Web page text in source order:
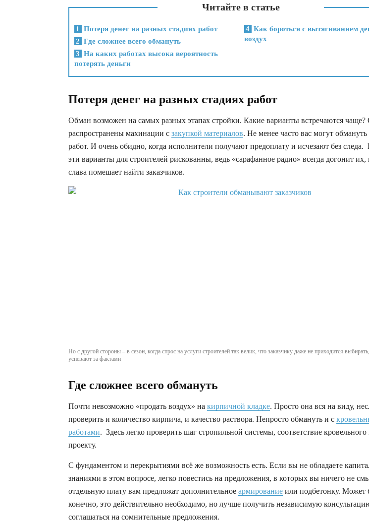
Читайте в статье
1
Потеря денег на разных стадиях работ
2 Где сложнее всего обмануть
3 На каких работах высока вероятность
потерять деньги
4 Как бороться с вытягиванием
воздух
Потеря денег на разных стадиях работ
Обман возможен на самых разных этапах стройки. Какие варианты встречаются чаще?
распространены махинации с закупкой материалов. Не менее часто вас могут обмануть
работ. И очень обидно, когда исполнители получают предоплату и исчезают без следа.
эти варианты для строителей рискованны, ведь «сарафанное радио» всегда догонит их,
слава помешает найти заказчиков.
Но с другой стороны – в сезон, когда спрос на услуги строителей так велик, что заказчику даже не приходится
успевают за фактами
Где сложнее всего обмануть
Почти невозможно «продать воздух» на кирпичной кладке. Просто она вся на виду,
проверить и количество кирпича, и качество раствора. Непросто обмануть и с
работами. Здесь легко проверить шаг стропильной системы, соответствие кровельного
проекту.
С фундаментом и перекрытиями всё же возможность есть. Если вы не обладаете
знаниями в этом вопросе, легко повестись на предложения, в которых вы ничего не
отдельную плату вам предложат дополнительное армирование или подбетонку. Может
конечно, это действительно необходимо, но лучше получить независимую
соглашаться на сомнительные предложения.